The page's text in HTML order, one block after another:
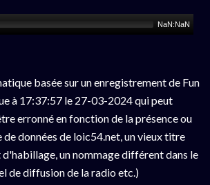
NaN:NaN
basée sur un enregistrement de Fun
à 17:37:57 le 27-03-2024 qui peut
erronné en fonction de la présence ou
de données de loic54.net, un vieux titre
un nommage différent dans le
de diffusion de la radio etc.)